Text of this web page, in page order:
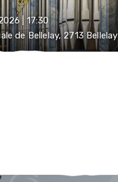
| 17:30
de Bellelay, 2713 Bellelay